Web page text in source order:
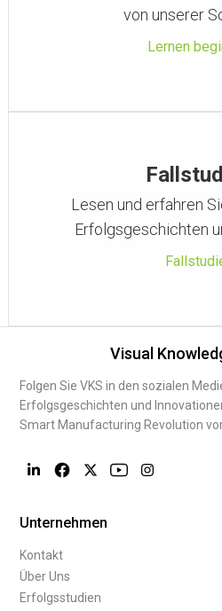
von unserer
Lernen
Lesen und erfahren
Erfolgsgeschichten
Visual
Folgen Sie VKS in den sozialen
Erfolgsgeschichten und
Smart Manufacturing Revolution
Unternehmen
Kontakt
Über Uns
Erfolgsstudien